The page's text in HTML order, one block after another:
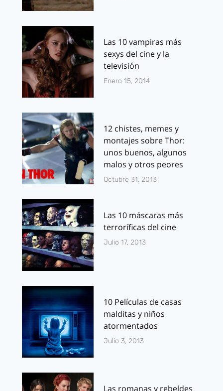
Las 10 vampiras más
sexys del cine y la
televisión
Enero 15, 2014
12 chistes, memes y
montajes sobre Thor:
unos buenos, algunos
malos y otros peores
Octubre 31, 2013
Las 10 máscaras más
terroríficas del cine
Julio 17, 2013
10 Películas de casas
malditas y niños
atormentados
Julio 3, 2013
Las romanas y rebeldes